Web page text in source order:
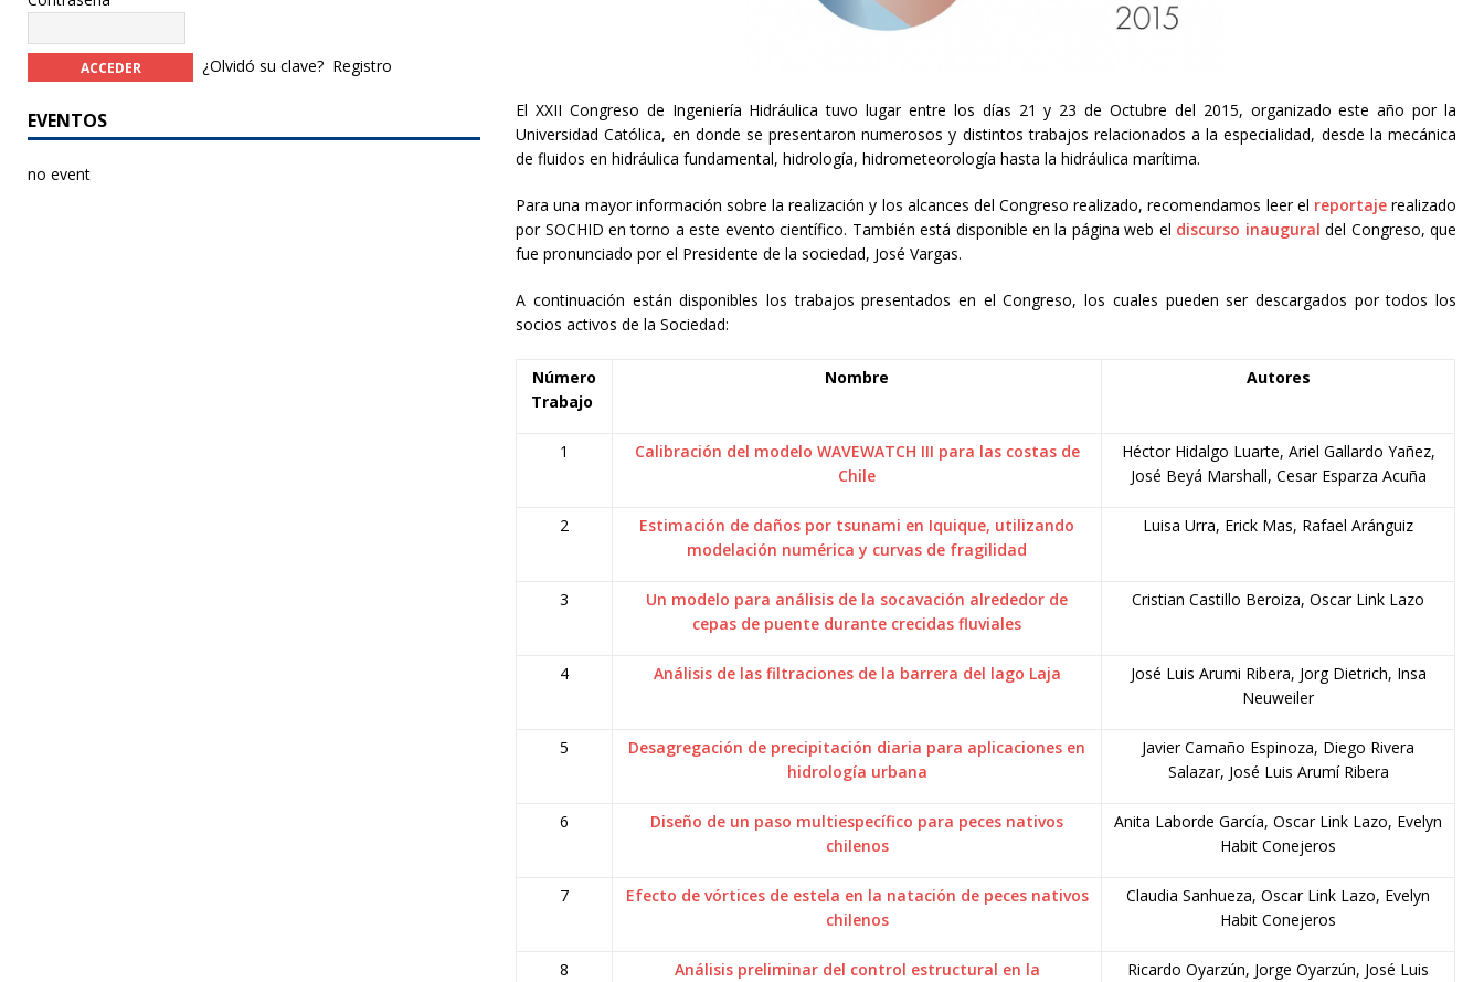
El XXII Congreso de Ingeniería Hidráulica tuvo lugar entre los días 21 y 23 de Octubre del 2015, organizado este año por la
Universidad Católica, en donde se presentaron numerosos y distintos trabajos relacionados a la especialidad, desde la mecánica
de fluidos en hidráulica fundamental, hidrología, hidrometeorología hasta la hidráulica marítima.
Para una mayor información sobre la realización y los alcances del Congreso realizado, recomendamos leer el reportajerealizado
por SOCHID en torno a este evento científico. También está disponible en la página web el discurso inaugural del Congreso, que
fue pronunciado por el Presidente de la sociedad, José Vargas.
A continuación están disponibles los trabajos presentados en el Congreso, los cuales pueden ser descargados por todos los
socios activos de la Sociedad:
Número
Trabajo
Nombre Autores
1
Calibración del modelo WAVEWATCH III para las costas de
Chile
Héctor Hidalgo Luarte, Ariel Gallardo Yañez,
José Beyá Marshall, Cesar Esparza Acuña
2
Estimación de daños por tsunami en Iquique, utilizando
modelación numérica y curvas de fragilidad
Luisa Urra, Erick Mas, Rafael Aránguiz
3
Un modelo para análisis de la socavación alrededor de
cepas de puente durante crecidas fluviales
Cristian Castillo Beroiza, Oscar Link Lazo
4 Análisis de las filtraciones de la barrera del lago Laja
José Luis Arumi Ribera, Jorg Dietrich, Insa
Neuweiler
5
Desagregación de precipitación diaria para aplicaciones en
hidrología urbana
Javier Camaño Espinoza, Diego Rivera
Salazar, José Luis Arumí Ribera
6
Diseño de un paso multiespecífico para peces nativos
chilenos
Anita Laborde García, Oscar Link Lazo, Evelyn
Habit Conejeros
7
Efecto de vórtices de estela en la natación de peces nativos
chilenos
Claudia Sanhueza, Oscar Link Lazo, Evelyn
Habit Conejeros
8
Análisis preliminar del control estructural en la
Ricardo Oyarzún, Jorge Oyarzún, José Luis
¿Olvidó su clave? Registro
EVENTOS
no event